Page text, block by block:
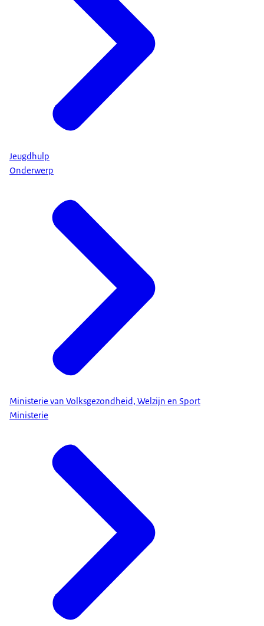
Jeugdhulp
Onderwerp
Ministerie van Volksgezondheid, Welzijn en Sport
Ministerie